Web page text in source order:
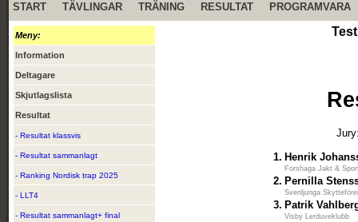
START TÄVLINGAR TRÄNING RESULTAT PROGRAMVARA
Meny:
Information
Deltagare
Skjutlagslista
Resultat
- Resultat klassvis
- Resultat sammanlagt
- Ranking Nordisk trap 2025
- LLT4
- Resultat sammanlagt+ final
1. Henrik
Forshaga Jakt &
2. Pernilla
Svenljunga
3. Patrik
Visby Lerduveklubb